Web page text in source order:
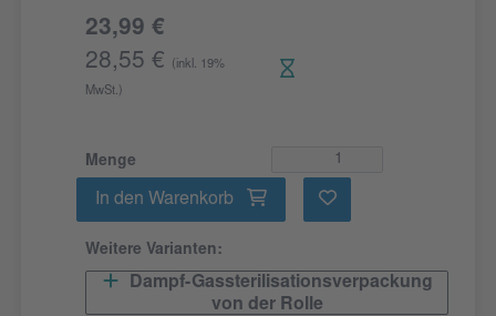
23,99 €
28,55 €
(inkl. 19%
MwSt.)
Menge
In den Warenkorb
Weitere Varianten:
Dampf-Gassterilisationsverpackung
von der Rolle